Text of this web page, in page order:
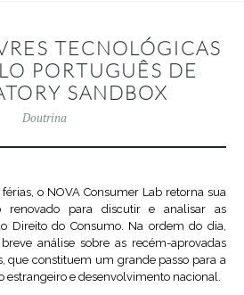
TECNOLÓGICAS
PORTUGUÊS DE
SANDBOX
Doutrina
o NOVA Consumer Lab retorna sua
renovado para discutir e analisar as
Direito do Consumo. Na ordem do dia,
análise sobre as recém-aprovadas
que constituem um grande passo para a
estrangeiro e desenvolvimento nacional.